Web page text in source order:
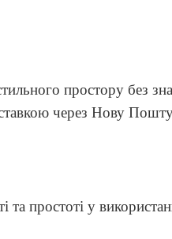
простору без
через Нову
простоті у